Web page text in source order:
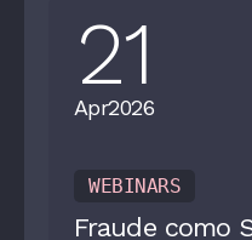
21
Apr2026
WEBINARS
Fraude como